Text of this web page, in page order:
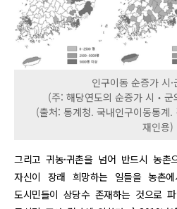
인구이동 순증가 시
(주: 해당연도의 순증가 시‧군
(출처: 통계청. 국내인구이동통계
재인용)
그리고 귀농·귀촌을 넘어 반드시 농촌
자신이 장래 희망하는 일들을 농촌
도시민들이 상당수 존재하는 것으로